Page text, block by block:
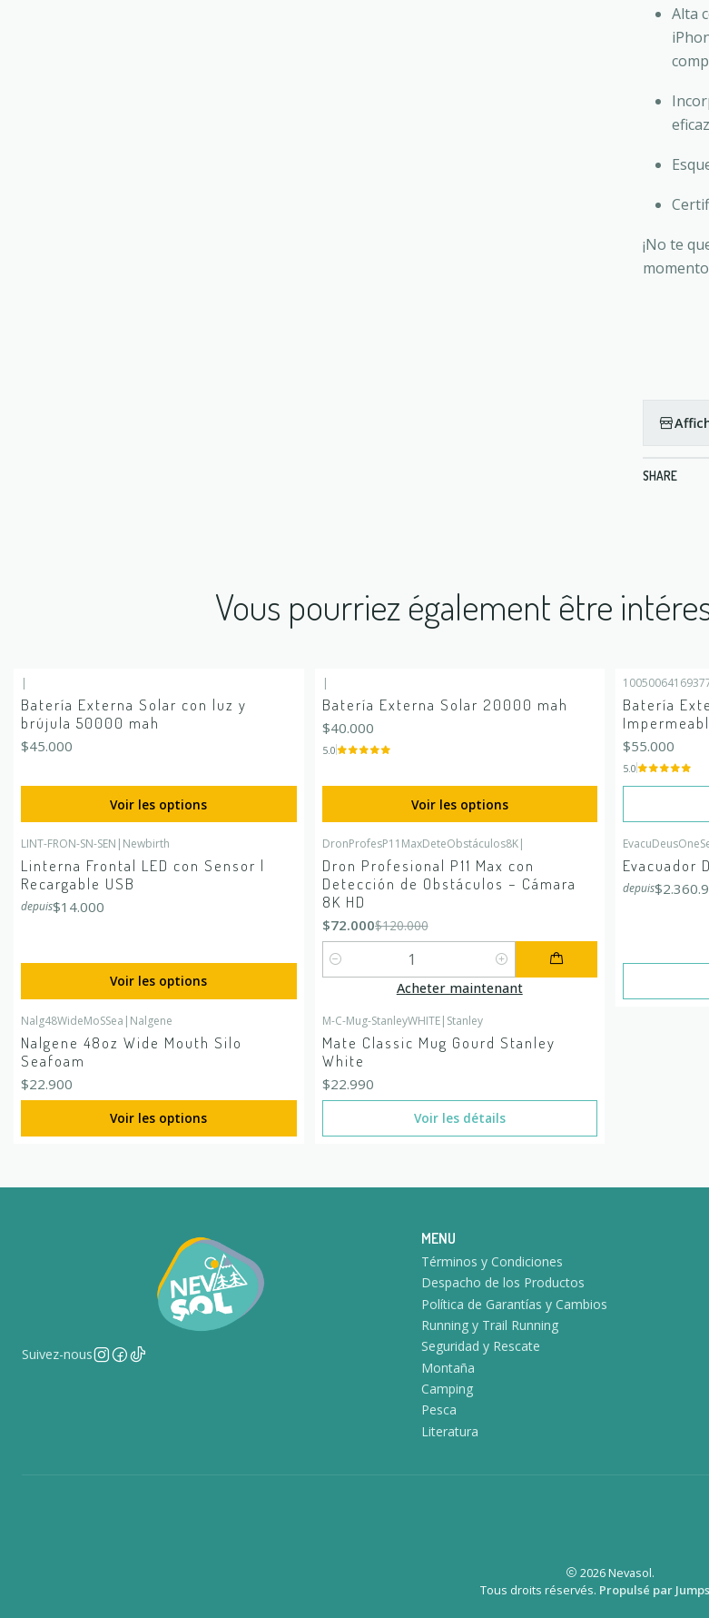
Alta
¡No te
SHARE
Vous pourriez également être
|
Batería Externa Solar con luz y
brújula 50000 mah
$45.000
Voir les options
|
Batería Externa Solar 20000 mah
$40.000
5.0
Voir les options
En rupture de
Batería
$55.000
5.0
LINT-FRON-SN-SEN | Newbirth
Linterna Frontal LED con Sensor |
Recargable USB
depuis$14.000
Voir les options
DronProfesP11MaxDeteObstáculos8K|
Dron Profesional P11 Max con
Detección de Obstáculos – Cámara
8K HD
$72.000$120.000
Quantité
Acheter maintenant
Evacuador
depuis
Nalg48WideMoSSea | Nalgene
Nalgene 48oz Wide Mouth Silo
Seafoam
$22.900
Voir les options
En rupture de stock
M-C-Mug-StanleyWHITE| Stanley
Mate Classic Mug Gourd Stanley
White
$22.990
Voir les détails
Suivez-nous
MENU
Términos y Condiciones
Despacho de los Productos
Política de Garantías y Cambios
Running y Trail Running
Seguridad y Rescate
Montaña
Camping
Pesca
Literatura
2026 Nevasol.
Tous droits réservés. Propulsé par